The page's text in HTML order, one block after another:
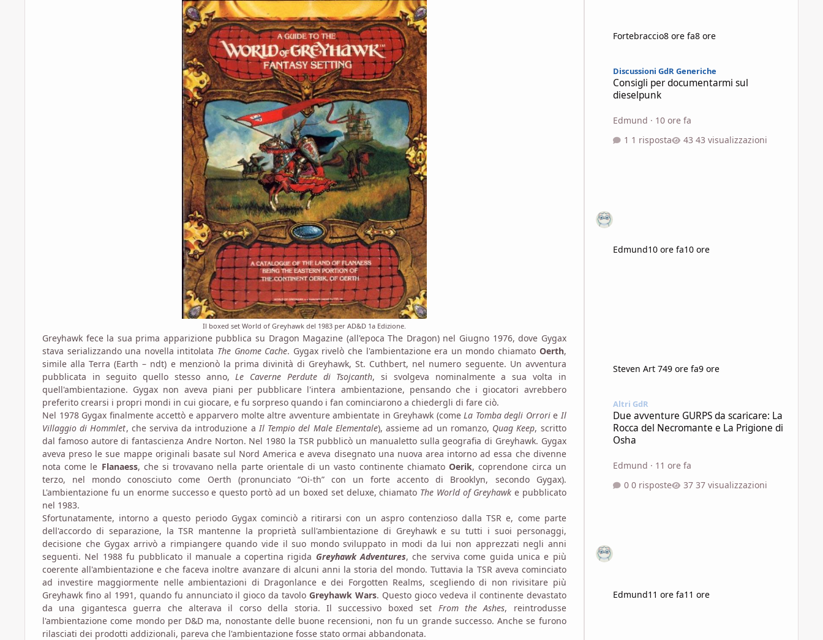
Il boxed set World of Greyhawk del 1983 per AD&D 1a Edizione.
Greyhawk fece la sua prima apparizione pubblica su Dragon Magazine (all'epoca The Dragon) nel Giugno 1976, dove Gygax
stava serializzando una novella intitolata The Gnome Cache. Gygax rivelò che l'ambientazione era un mondo chiamato Oerth,
simile alla Terra (Earth – ndt) e menzionò la prima divinità di Greyhawk, St. Cuthbert, nel numero seguente. Un avventura
pubblicata in seguito quello stesso anno,Le Caverne Perdute di Tsojcanth, si svolgeva nominalmente a sua volta in
quell'ambientazione. Gygax non aveva piani per pubblicare l'intera ambientazione, pensando che i giocatori avrebbero
preferito crearsi i propri mondi in cui giocare, e fu sorpreso quando i fan cominciarono a chiedergli di fare ciò.
Nel 1978 Gygax finalmente accettò e apparvero molte altre avventure ambientate in Greyhawk (comeLa Tomba degli OrrorieIl
Villaggio di Hommlet, che serviva da introduzione aIl Tempio del Male Elementale), assieme ad un romanzo, Quag Keep, scritto
dal famoso autore di fantascienza Andre Norton. Nel 1980 la TSR pubblicò un manualetto sulla geografia di Greyhawk. Gygax
aveva preso le sue mappe originali basate sul Nord America e aveva disegnato una nuova area intorno ad essa che divenne
nota come le Flanaess, che si trovavano nella parte orientale di un vasto continente chiamatoOerik, coprendone circa un
terzo, nel mondo conosciuto come Oerth (pronunciato “Oi-th” con un forte accento di Brooklyn, secondo Gygax).
L'ambientazione fu un enorme successo e questo portò ad un boxed set deluxe, chiamato The World of Greyhawke pubblicato
nel 1983.
Sfortunatamente, intorno a questo periodo Gygax cominciò a ritirarsi con un aspro contenzioso dalla TSR e, come parte
dell'accordo di separazione, la TSR mantenne la proprietà sull'ambientazione di Greyhawk e su tutti i suoi personaggi,
decisione che Gygax arrivò a rimpiangere quando vide il suo mondo sviluppato in modi da lui non apprezzati negli anni
seguenti. Nel 1988 fu pubblicato il manuale a copertina rigida Greyhawk Adventures, che serviva come guida unica e più
coerente all'ambientazione e che faceva inoltre avanzare di alcuni anni la storia del mondo. Tuttavia la TSR aveva cominciato
ad investire maggiormente nelle ambientazioni di Dragonlance e dei Forgotten Realms, scegliendo di non rivisitare più
Greyhawk fino al 1991, quando fu annunciato il gioco da tavoloGreyhawk Wars. Questo gioco vedeva il continente devastato
da una gigantesca guerra che alterava il corso della storia. Il successivo boxed set From the Ashes, reintrodusse
l'ambientazione come mondo per D&D ma, nonostante delle buone recensioni, non fu un grande successo. Anche se furono
rilasciati dei prodotti addizionali, pareva che l'ambientazione fosse stato ormai abbandonata.
Fortebraccio8 ore fa8 ore
Discussioni GdR Generiche
Consigli per documentarmi sul
dieselpunk
Edmund · 10 ore fa
1 risposta
43 visualizzazioni
Edmund10 ore fa10 ore
Steven Art 749 ore fa9 ore
Altri GdR
Due avventure GURPS da scaricare: La
Rocca del Necromante e La Prigione di
Osha
Edmund · 11 ore fa
0 risposte
37 visualizzazioni
Edmund11 ore fa11 ore